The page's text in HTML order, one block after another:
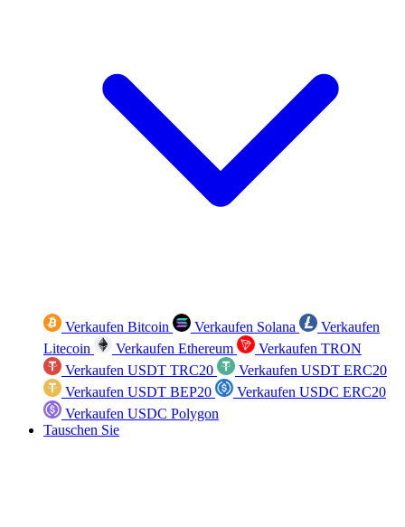
Verkaufen Bitcoin Verkaufen Solana
Verkaufen
Litecoin
Verkaufen Ethereum
Verkaufen TRON
Verkaufen USDT TRC20
Verkaufen USDT ERC20
Verkaufen USDT BEP20
Verkaufen USDC ERC20
Verkaufen USDC Polygon
Tauschen Sie